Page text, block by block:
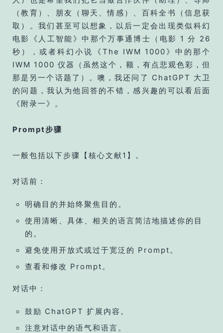
（教育）、朋友（聊天、情感）、百科全书（信息获
取）。我们甚至可以想象，以后一定会出现类似科幻
电影《人工智能》中那个万事通博士（电影 1 分 26
秒），或者科幻小说《The IWM 1000》中的那个
IWM 1000 仪器（虽然这个，额，有点悲观色彩，但
那是另一个话题了）。噢，我还问了 ChatGPT 大卫
的问题，我认为他回答的不错，感兴趣的可以看后面
《附录一》。
Prompt步骤
一般包括以下步骤【核心文献1】。
对话前：
明确目的并始终聚焦目的。
使用清晰、具体、相关的语言简洁地描述你的目
的。
避免使用开放式或过于宽泛的 Prompt。
查看和修改 Prompt。
对话中：
鼓励 ChatGPT 扩展内容。
注意对话中的语气和语言。